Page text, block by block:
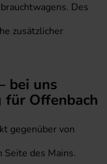
Des
zusätzlicher
bei uns
für Offenbach
gegenüber von
Seite des Mains.